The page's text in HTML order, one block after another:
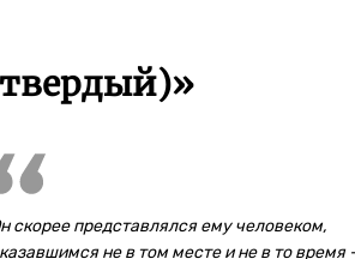
скорее представлялся ему человеком,
не в том месте и не в то время